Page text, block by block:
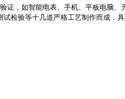
证，如智能电表、手机、平板电脑、
检验等十几道严格工艺制作而成，具